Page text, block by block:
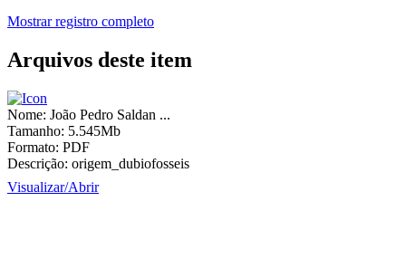
Mostrar registro completo
Arquivos deste item
Nome: João Pedro Saldan ...
Tamanho: 5.545Mb
Formato: PDF
Descrição: origem_dubiofosseis
Visualizar/Abrir